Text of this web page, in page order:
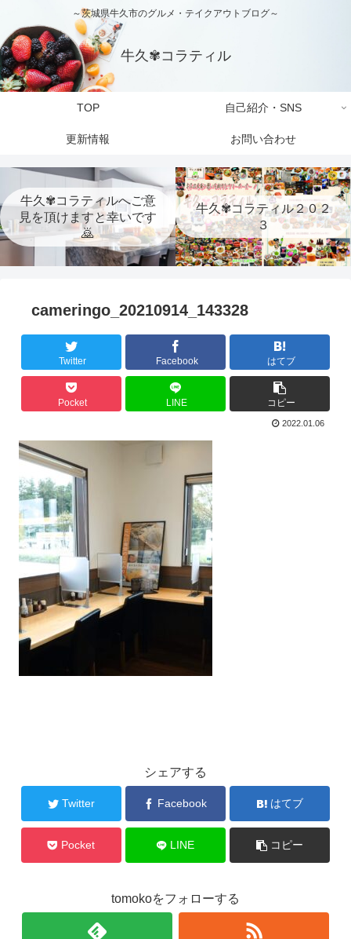
～茨城県牛久市のグルメ・テイクアウトブログ～
牛久✾コラティル
TOP 自己紹介・SNS
更新情報 お問い合わせ
牛久✾コラティルへご意
見を頂けますと幸いです
🙇
牛久✾コラティル２０２
３
cameringo_20210914_143328
Twitter Facebook はてブ
Pocket LINE コピー
2022.01.06
シェアする
Twitter Facebook はてブ
Pocket LINE コピー
tomokoをフォローする